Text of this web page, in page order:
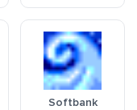
Softbank